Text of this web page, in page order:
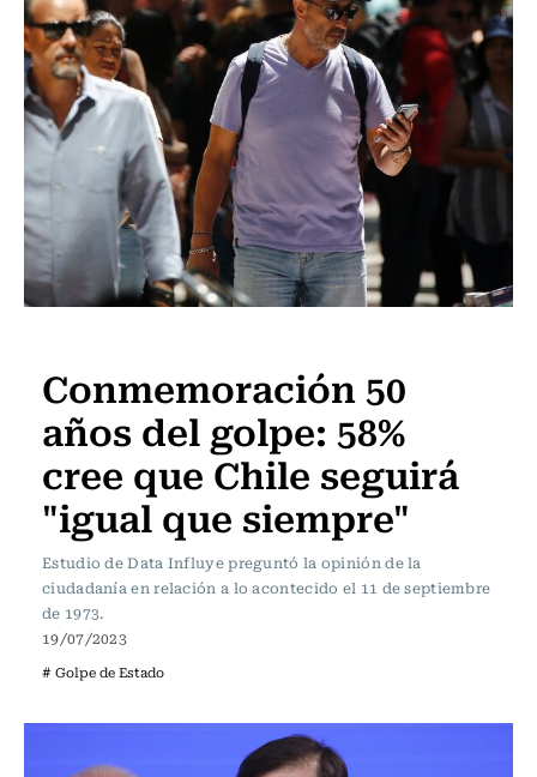
Conmemoración 50
años del golpe: 58%
cree que Chile seguirá
"igual que siempre"
Estudio de Data Influye preguntó la opinión de la
ciudadanía en relación a lo acontecido el 11 de septiembre
de 1973.
19/07/2023
# Golpe de Estado